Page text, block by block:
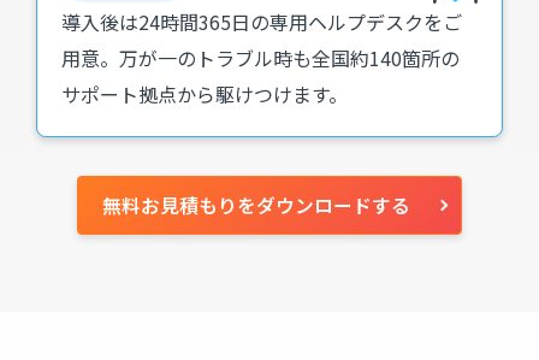
導入後は24時間365日の専用ヘルプデスクをご
用意。万が一のトラブル時も全国約140箇所の
サポート拠点から駆けつけます。
無料お見積もりをダウンロードする